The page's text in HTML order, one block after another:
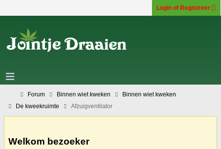
Login of Registreer
Forum Binnen wiet kweken
Binnen wiet kweken
De kweekruimte
Afzuigventilator
Welkom bezoeker